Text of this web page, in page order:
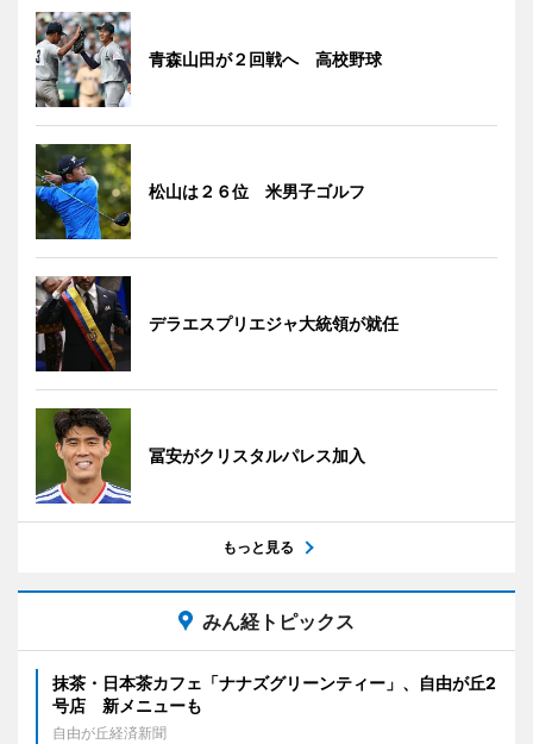
青森山田が２回戦へ 高校野球
松山は２６位 米男子ゴルフ
デラエスプリエジャ大統領が就任
冨安がクリスタルパレス加入
もっと見る
みん経トピックス
抹茶・日本茶カフェ「ナナズグリーンティー」、自由が丘2
号店 新メニューも
自由が丘経済新聞